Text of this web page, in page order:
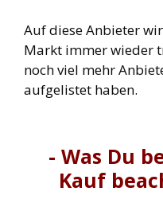
Auf diese Anbieter
Markt immer wieder
noch viel mehr
aufgelistet haben.
- Was Du
Kauf